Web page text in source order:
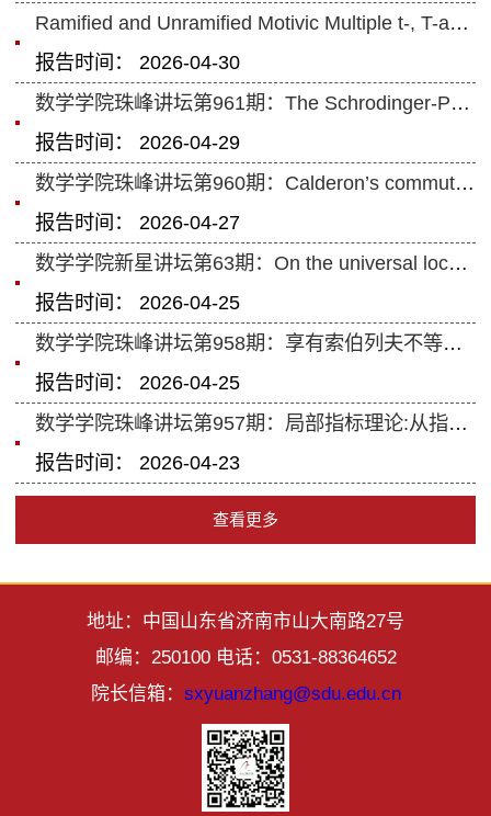
Ramified and Unramified Motivic Multiple t-, T-and S-Values
报告时间： 2026-04-30
数学学院珠峰讲坛第961期：The Schrodinger-Poisson equations under the effect o...
报告时间： 2026-04-29
数学学院珠峰讲坛第960期：Calderon’s commutator on stratified lie groups
报告时间： 2026-04-27
数学学院新星讲坛第63期：On the universal local and global properties of posit...
报告时间： 2026-04-25
数学学院珠峰讲坛第958期：享有索伯列夫不等式的流形的几何拓扑与函数论性质
报告时间： 2026-04-25
数学学院珠峰讲坛第957期：局部指标理论:从指标到解析挠率与eta不变量
报告时间： 2026-04-23
查看更多
地址：中国山东省济南市山大南路27号
邮编：250100 电话：0531-88364652
院长信箱： sxyuanzhang@sdu.edu.cn